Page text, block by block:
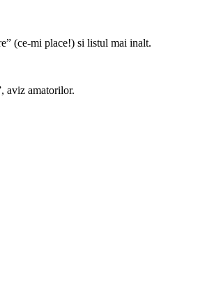
(ce-mi place!) si listul mai inalt.
aviz amatorilor.